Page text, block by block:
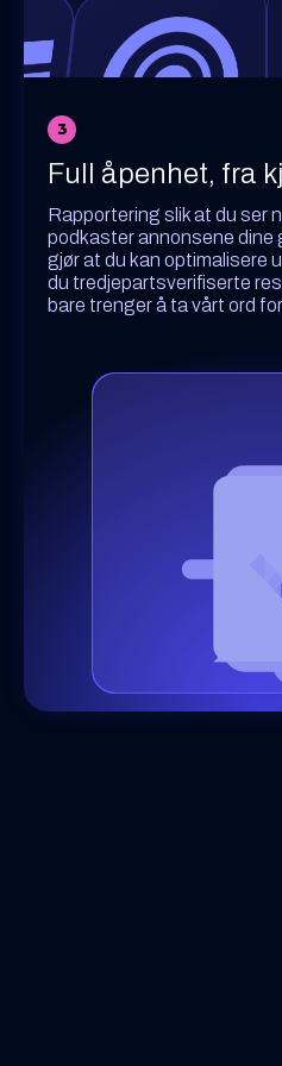
3
Full åpenhet, fra
Rapportering slik at du ser
podkaster annonsene dine
gjør at du kan optimalisere
du tredjepartsverifiserte
bare trenger å ta vårt ord